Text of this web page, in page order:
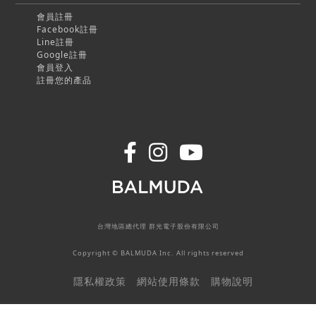
會員註冊
Facebook註冊
Line註冊
Google註冊
會員登入
註冊您的產品
台灣地區總代理 群光電子股份有限公司
Copyright © BALMUDA Inc. All rights reserved
隱私權政策 網站使用條款 購物說明